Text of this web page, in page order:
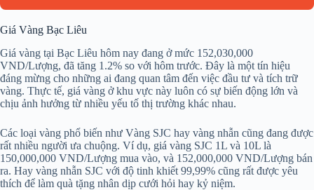
Giá Vàng Bạc Liêu
Giá vàng tại Bạc Liêu hôm nay đang ở mức 152,030,000
VND/Lượng, đã tăng 1.2% so với hôm trước. Đây là một tín hiệu
đáng mừng cho những ai đang quan tâm đến việc đầu tư và tích trữ
vàng. Thực tế, giá vàng ở khu vực này luôn có sự biến động lớn và
chịu ảnh hưởng từ nhiều yếu tố thị trường khác nhau.
Các loại vàng phổ biến như Vàng SJC hay vàng nhẫn cũng đang được
rất nhiều người ưa chuộng. Ví dụ, giá vàng SJC 1L và 10L là
150,000,000 VND/Lượng mua vào, và 152,000,000 VND/Lượng bán
ra. Hay vàng nhẫn SJC với độ tinh khiết 99,99% cũng rất được yêu
thích để làm quà tặng nhân dịp cưới hỏi hay kỷ niệm.